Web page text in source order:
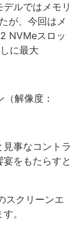
ルではメモリ
が、今回はメ
NVMeスロッ
に最大
解像度：
見事なコントラ
をもたらすと
スクリーンエ
。